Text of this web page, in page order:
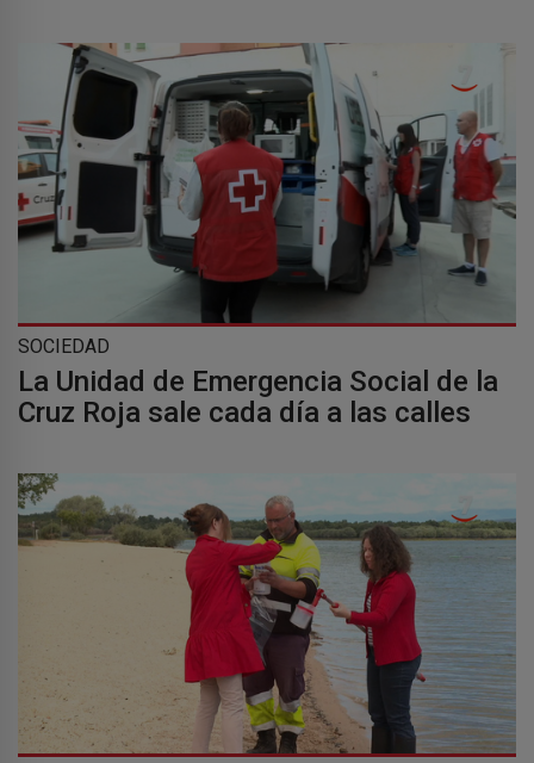
SOCIEDAD
La Unidad de Emergencia Social de la
Cruz Roja sale cada día a las calles